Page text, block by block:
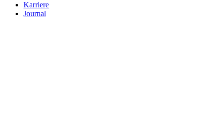
Karriere
Journal